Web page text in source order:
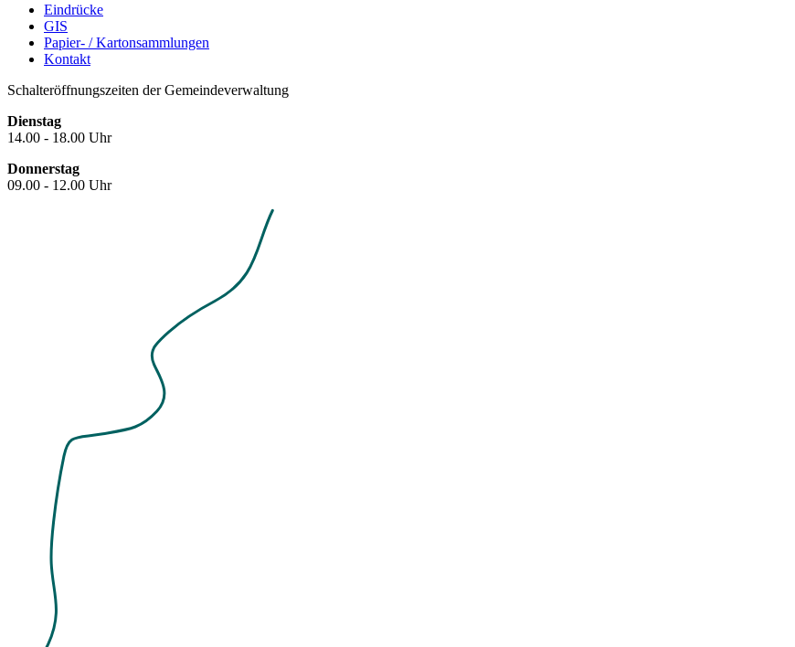
Eindrücke
GIS
Papier- / Kartonsammlungen
Kontakt
Schalteröffnungszeiten der Gemeindeverwaltung
Dienstag
14.00 - 18.00 Uhr
Donnerstag
09.00 - 12.00 Uhr